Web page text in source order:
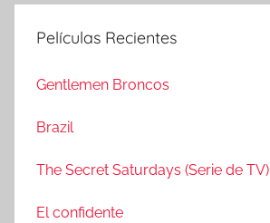
a
:
Películas Recientes
Gentlemen Broncos
Brazil
The Secret Saturdays (Serie de TV)
El confidente